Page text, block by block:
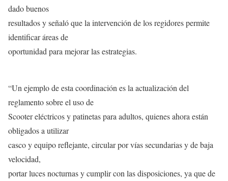
dado buenos
resultados y señaló que la intervención de los regidores permite
identificar áreas de
oportunidad para mejorar las estrategias.
“Un ejemplo de esta coordinación es la actualización del
reglamento sobre el uso de
Scooter eléctricos y patinetas para adultos, quienes ahora están
obligados a utilizar
casco y equipo reflejante, circular por vías secundarias y de baja
velocidad,
portar luces nocturnas y cumplir con las disposiciones, ya que de